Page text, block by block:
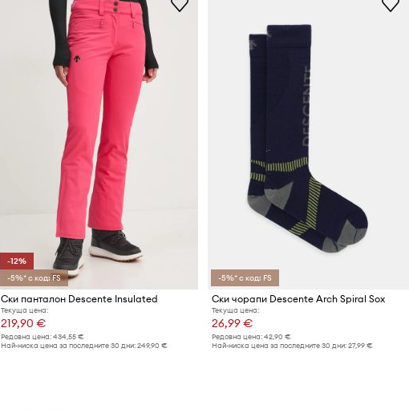
-12%
-5%* с код: FS
Ски панталон Descente Insulated
Текуща цена:
219,90 €
Редовна цена: 434,55 €
Най-ниска цена за последните 30 дни: 249,90 €
-5%* с код: FS
Ски чорапи Descente Arch Spiral Sox
Текуща цена:
26,99 €
Редовна цена: 42,90 €
Най-ниска цена за последните 30 дни: 27,99 €